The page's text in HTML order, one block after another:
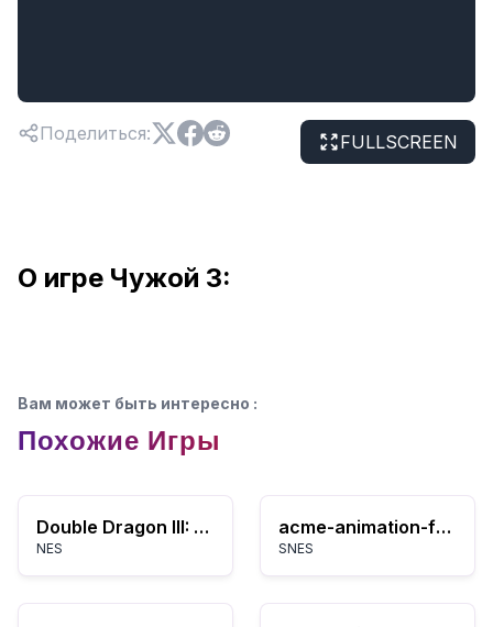
Поделиться: FULLSCREEN
О игре Чужой 3:
Вам может быть интересно :
Похожие Игры
Double Dragon III: Священные Камни
NES
acme-animation-factory
SNES